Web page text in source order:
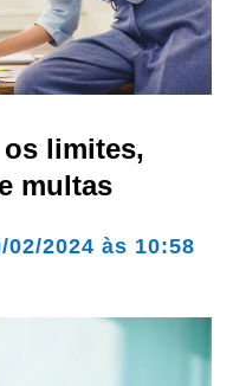
limites,
multas
02/2024 às 10:58